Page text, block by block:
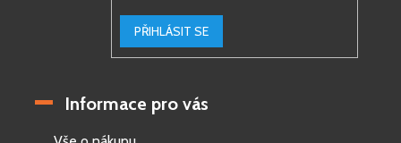
PŘIHLÁSIT SE
Informace pro vás